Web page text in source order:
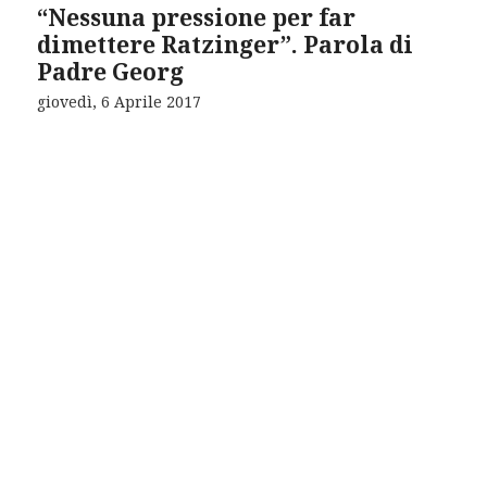
“Nessuna pressione per far
dimettere Ratzinger”. Parola di
Padre Georg
giovedì, 6 Aprile 2017